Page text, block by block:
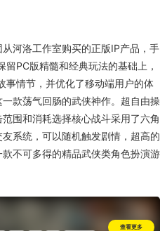
河洛工作室购买的正版IP产品，手
PC版精髓和经典玩法的基础上，
事情节，并优化了移动端用户的体
款荡气回肠的武侠神作。超自由操
围和消耗选择核心战斗采用了六角
系统，可以随机触发剧情，超高的
不可多得的精品武侠类角色扮演游
查看更多